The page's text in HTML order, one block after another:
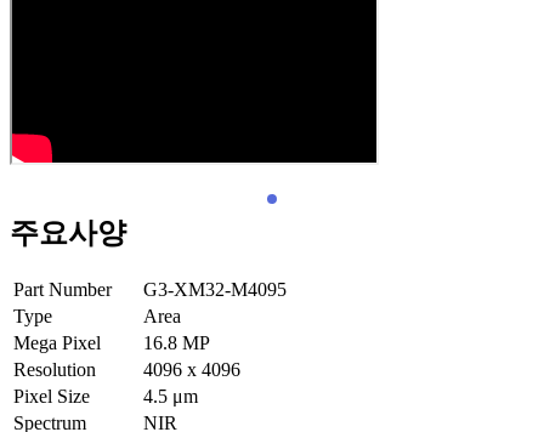
주요사양
Part Number
G3-XM32-M4095
Type
Area
Mega Pixel
16.8 MP
Resolution
4096 x 4096
Pixel Size
4.5 μm
Spectrum
NIR